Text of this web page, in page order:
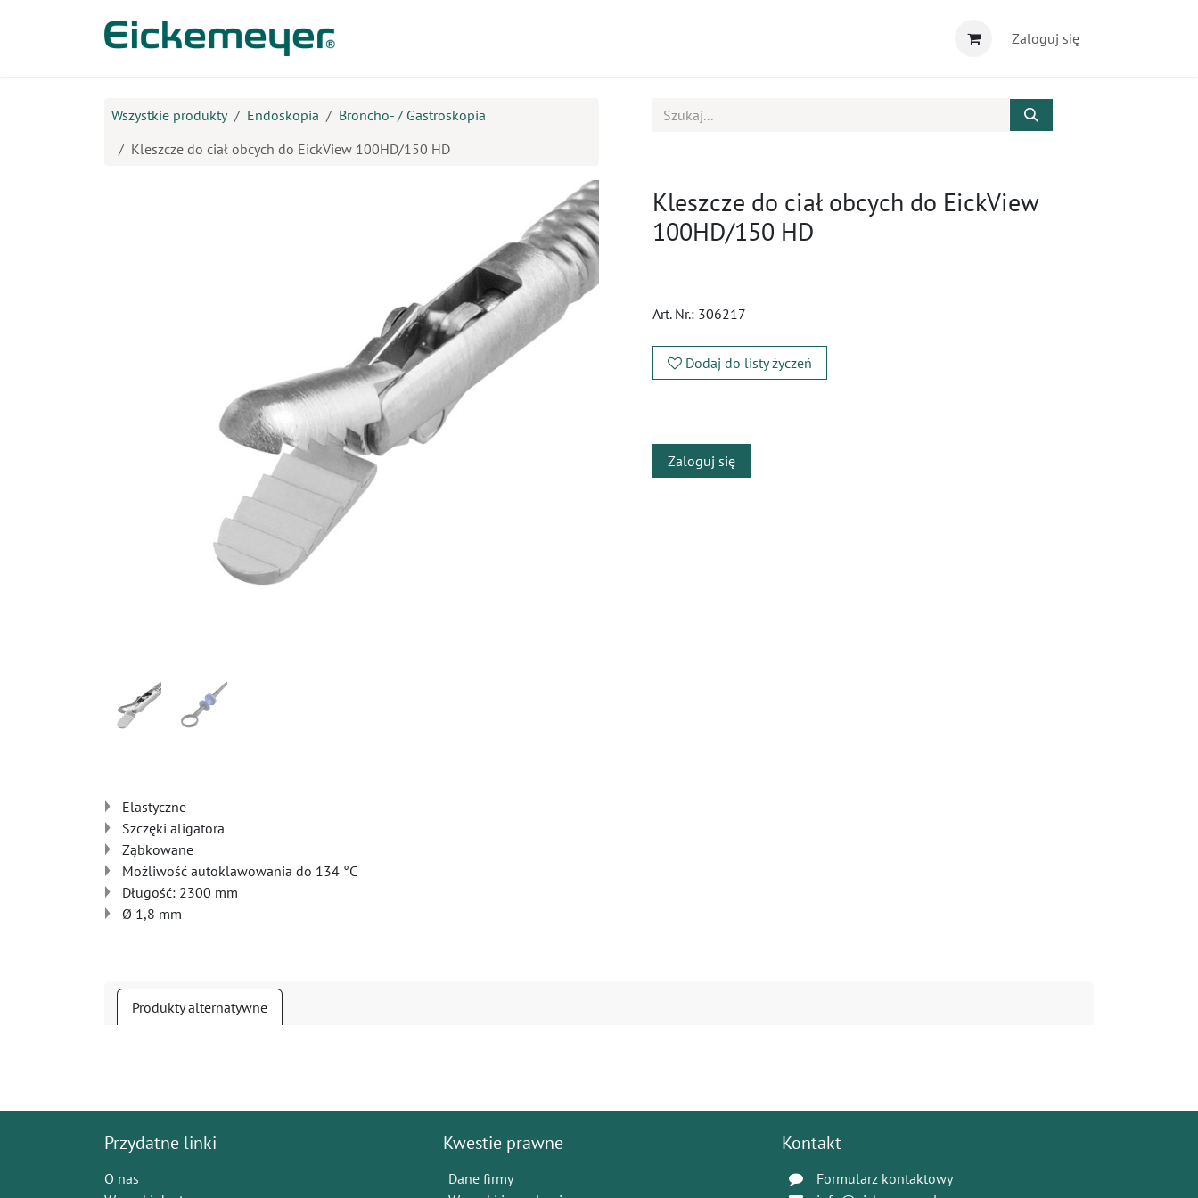
Zaloguj się
Wszystkie produkty Endoskopia
Broncho- / Gastroskopia
Kleszcze do ciał obcych do EickView 100HD/150 HD
Kleszcze do ciał obcych do EickView
100HD/150 HD
Art. Nr.: 306217
Dodaj do listy życzeń
Zaloguj się
Elastyczne
Szczęki aligatora
Ząbkowane
Możliwość autoklawowania do 134 °C
Długość: 2300 mm
Ø 1,8 mm
Produkty alternatywne
Przydatne linki
O nas
Kwestie prawne
Dane firmy
Kontakt
Formularz kontaktowy